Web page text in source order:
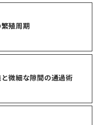
殖周期
微細な隙間の通過術